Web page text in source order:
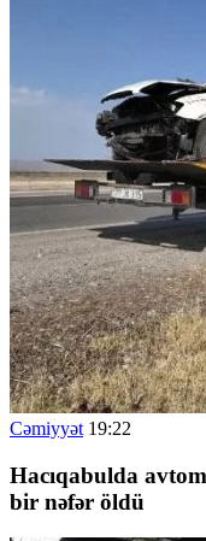
Cəmiyyət 19:22
Hacıqabulda
bir nəfər öldü